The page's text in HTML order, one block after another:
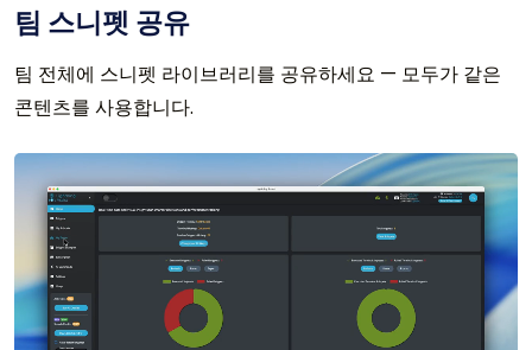
팀 스니펫 공유
팀 전체에 스니펫 라이브러리를 공유하세요 — 모두가 같은
콘텐츠를 사용합니다.